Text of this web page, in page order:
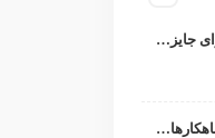
رقابت ۵ کتاب فانتزی برای جایزه جهانی ۲۰۲۶
سولو لولینگ در برابر شاهکارهای انیمه؛ چه چیزی کم دارد؟